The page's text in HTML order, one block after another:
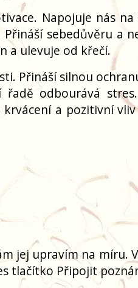
Napojuje nás
sebedůvěru a
a ulevuje od křečí.
Přináší silnou
řadě odbourává
a pozitivní
jej upravím na míru.
tlačítko Připojit